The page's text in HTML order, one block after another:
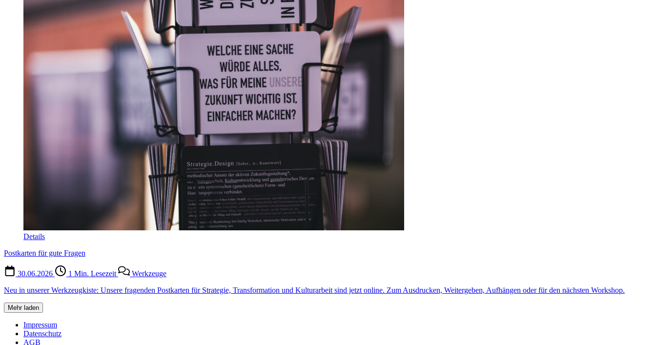
Details
Postkarten für gute Fragen
30.06.2026 1 Min. Lesezeit
Werkzeuge
Neu in unserer Werkzeugkiste: Unsere fragenden Postkarten für Strategie, Transformation und Kulturarbeit sind jetzt online. Zum Ausdrucken, Weitergeben, Aufhängen oder für den nächsten Workshop.
Mehr laden
Impressum
Datenschutz
AGB